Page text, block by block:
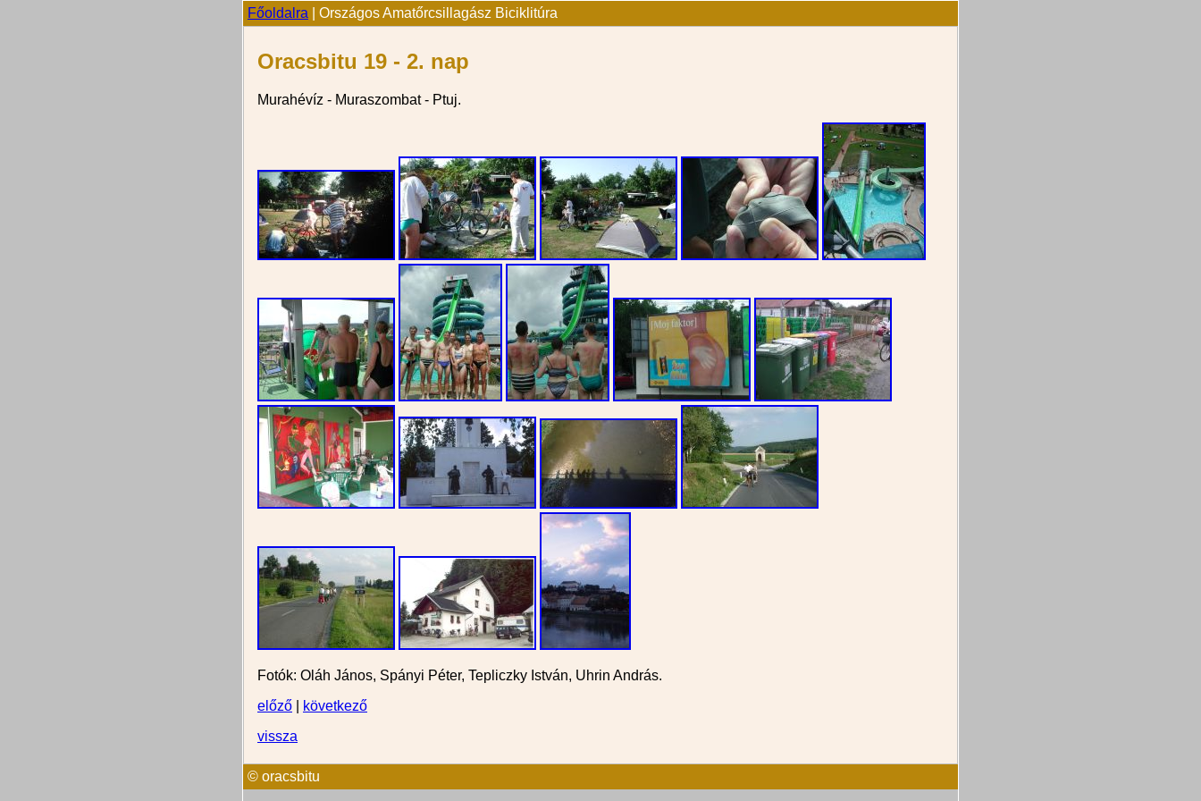
Főoldalra | Országos Amatőrcsillagász Biciklitúra
Oracsbitu 19 - 2. nap
Murahévíz - Muraszombat - Ptuj.
Fotók: Oláh János, Spányi Péter, Tepliczky István, Uhrin András.
előző
következő
vissza
© oracsbitu